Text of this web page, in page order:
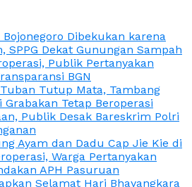
Bojonegoro Dibekukan karena
SPPG Dekat Gunungan Sampah
Publik Pertanyakan
BGN
Tutup Mata, Tambang
Tetap Beroperasi
Publik Desak Bareskrim Polri
Ayam dan Dadu Cap Jie Kie di
Warga Pertanyakan
APH Pasuruan
Selamat Hari Bhayangkara